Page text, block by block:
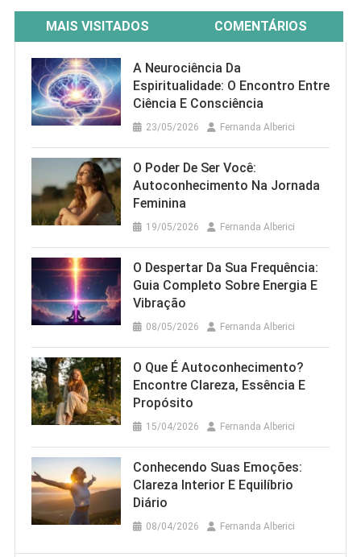
MAIS VISITADOS COMENTÁRIOS
A Neurociência Da
Espiritualidade: O Encontro Entre
Ciência E Consciência
23/05/2026 Fernanda Alberici
O Poder De Ser Você:
Autoconhecimento Na Jornada
Feminina
19/05/2026 Fernanda Alberici
O Despertar Da Sua Frequência:
Guia Completo Sobre Energia E
Vibração
08/05/2026 Fernanda Alberici
O Que É Autoconhecimento?
Encontre Clareza, Essência E
Propósito
15/04/2026 Fernanda Alberici
Conhecendo Suas Emoções:
Clareza Interior E Equilíbrio
Diário
08/04/2026 Fernanda Alberici